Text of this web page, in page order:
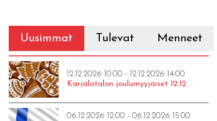
Uusimmat Tulevat Menneet
12.12.2026 10:00 - 12.12.2026 14:00
Karjalatalon joulumyyjäiset 12.12.
06.12.2026 12:00 - 06.12.2026 15:00